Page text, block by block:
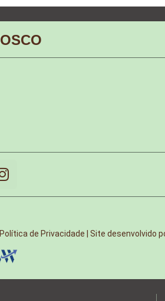
Política de Privacidade | Site desenvolvido